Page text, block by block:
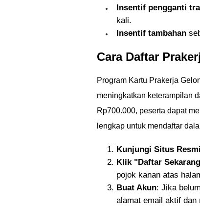
Insentif pengganti
kali.
Insentif tambahan
Cara Daftar
Program Kartu Prakerja
meningkatkan keterampilan
Rp700.000, peserta dapat
lengkap untuk mendaftar
Kunjungi Situs Resmi
Klik "Daftar
pojok kanan atas
Buat Akun: Jika
alamat email aktif dan